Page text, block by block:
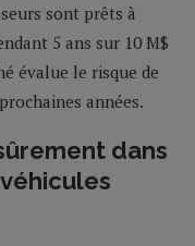
sont prêts à
5 ans sur 10 M$
évalue le risque de
années.
dans